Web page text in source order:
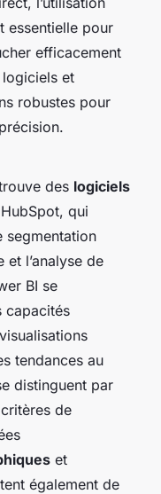
essentielle pour
efficacement
et
robustes pour
des logiciels
qui
segmentation
l’analyse de
BI se
capacités
tendances au
distinguent par
de
et
également de